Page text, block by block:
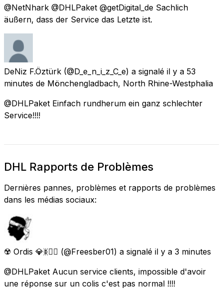
@NetNhark @DHLPaket @getDigital_de Sachlich
äußern, dass der Service das Letzte ist.
DeNiz F.Öztürk (@D_e_n_i_z_C_e) a signalé il y a 53
minutes de Mönchengladbach, North Rhine-Westphalia
@DHLPaket Einfach rundherum ein ganz schlechter
Service!!!!
DHL Rapports de Problèmes
Dernières pannes, problèmes et rapports de problèmes
dans les médias sociaux:
☢️ Ordis 💎ᛤ🏴‍☠️ (@Freesber01) a signalé il y a 3 minutes
@DHLPaket Aucun service clients, impossible d'avoir
une réponse sur un colis c'est pas normal !!!!